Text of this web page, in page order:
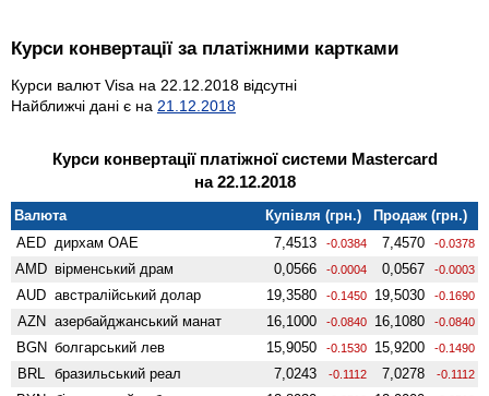
Курси конвертації за платіжними картками
Курси валют Visa на 22.12.2018 відсутні
Найближчі дані є на 21.12.2018
Курси конвертації платіжної системи Mastercard
на 22.12.2018
Валюта Купівля (грн.)
Продаж (грн.)
AED дирхам ОАЕ 7,4513 -0.0384 7,4570 -0.0378
AMD вiрменський драм 0,0566 -0.0004 0,0567 -0.0003
AUD австралійський долар 19,3580 -0.1450 19,5030 -0.1690
AZN азербайджанський манат 16,1000 -0.0840 16,1080 -0.0840
BGN болгарський лев 15,9050 -0.1530 15,9200 -0.1490
BRL бразильський реал 7,0243 -0.1112 7,0278 -0.1112